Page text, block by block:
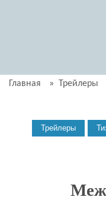
Главная » Трейлеры